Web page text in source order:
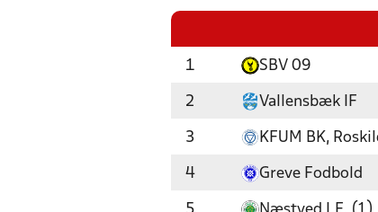
1 SBV 09
2 Vallensbæk IF
3 KFUM BK,
4 Greve Fodbold